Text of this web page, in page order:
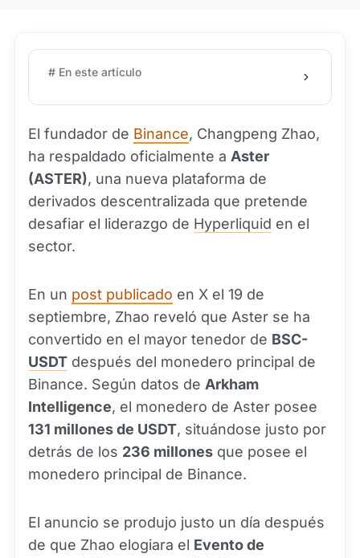
# En este artículo
El fundador de Binance, Changpeng Zhao,
ha respaldado oficialmente a Aster
(ASTER), una nueva plataforma de
derivados descentralizada que pretende
desafiar el liderazgo de Hyperliquid en el
sector.
En un post publicado en X el 19 de
septiembre, Zhao reveló que Aster se ha
convertido en el mayor tenedor de BSC-
USDT después del monedero principal de
Binance. Según datos de Arkham
Intelligence, el monedero de Aster posee
131 millones de USDT, situándose justo por
detrás de los 236 millones que posee el
monedero principal de Binance.
El anuncio se produjo justo un día después
de que Zhao elogiara el Evento de